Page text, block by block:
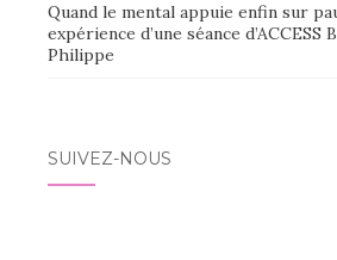
Quand le mental appuie enfin sur
expérience d’une séance d’ACCESS
Philippe
SUIVEZ-NOUS